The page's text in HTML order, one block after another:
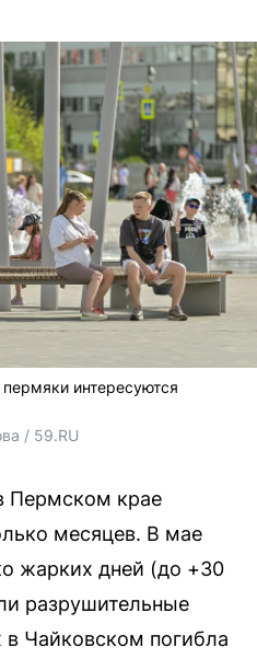
интересуются
/ 59.RU
Пермском крае
месяцев. В мае
жарких дней (до +30
разрушительные
Чайковском погибла